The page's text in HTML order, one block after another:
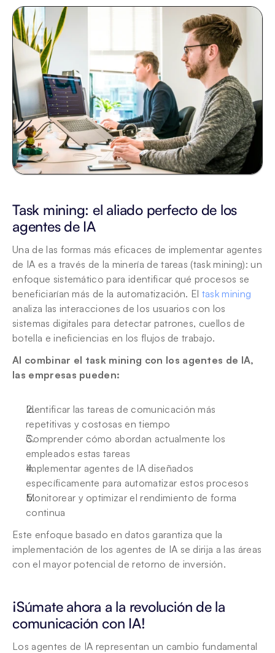
Task mining: el aliado perfecto de los
agentes de IA
Una de las formas más eficaces de implementar agentes
de IA es a través de la minería de tareas (task mining): un
enfoque sistemático para identificar qué procesos se
beneficiarían más de la automatización. El task mining
analiza las interacciones de los usuarios con los
sistemas digitales para detectar patrones, cuellos de
botella e ineficiencias en los flujos de trabajo.
Al combinar el task mining con los agentes de IA,
las empresas pueden:
Identificar las tareas de comunicación más
repetitivas y costosas en tiempo
Comprender cómo abordan actualmente los
empleados estas tareas
Implementar agentes de IA diseñados
específicamente para automatizar estos procesos
Monitorear y optimizar el rendimiento de forma
continua
Este enfoque basado en datos garantiza que la
implementación de los agentes de IA se dirija a las áreas
con el mayor potencial de retorno de inversión.
¡Súmate ahora a la revolución de la
comunicación con IA!
Los agentes de IA representan un cambio fundamental